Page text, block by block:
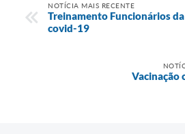
NOTÍCIA MAIS RECENTE
Treinamento Funcionários
covid-19
Vacinação